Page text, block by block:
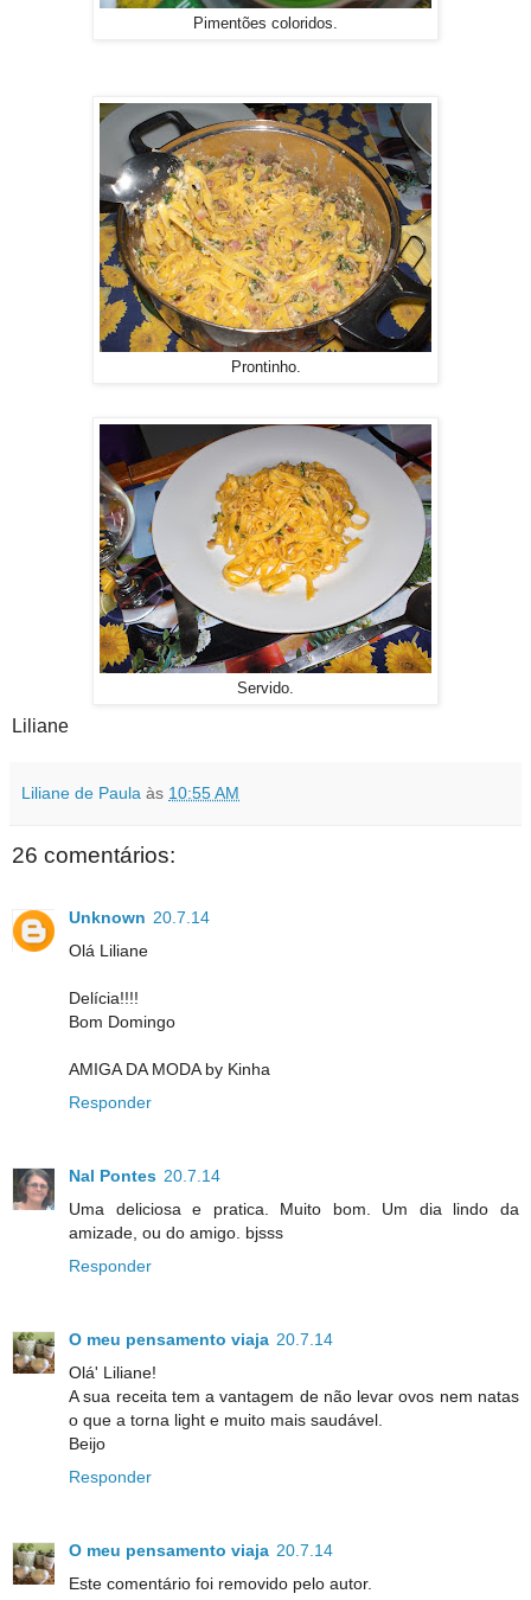
Pimentões coloridos.
Prontinho.
Servido.
Liliane
Liliane de Paula às 10:55 AM
26 comentários:
Unknown 20.7.14
Olá Liliane
Delícia!!!!
Bom Domingo
AMIGA DA MODA by Kinha
Responder
Nal Pontes 20.7.14
Uma deliciosa e pratica. Muito bom. Um dia lindo da
amizade, ou do amigo. bjsss
Responder
O meu pensamento viaja 20.7.14
Olá' Liliane!
A sua receita tem a vantagem de não levar ovos nem natas
o que a torna light e muito mais saudável.
Beijo
Responder
O meu pensamento viaja 20.7.14
Este comentário foi removido pelo autor.